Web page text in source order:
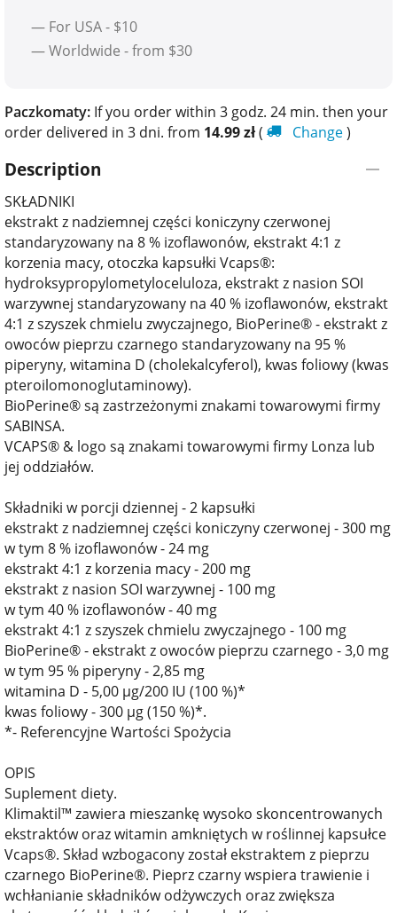
— For USA - $10
— Worldwide - from $30
Paczkomaty: If you order within 3 godz. 24 min. then your
order delivered in 3 dni. from 14.99zł( Change)
Description
SKŁADNIKI
ekstrakt z nadziemnej części koniczyny czerwonej
standaryzowany na 8 % izoflawonów, ekstrakt 4:1 z
korzenia macy, otoczka kapsułki Vcaps®:
hydroksypropylometyloceluloza, ekstrakt z nasion SOI
warzywnej standaryzowany na 40 % izoflawonów, ekstrakt
4:1 z szyszek chmielu zwyczajnego, BioPerine® - ekstrakt z
owoców pieprzu czarnego standaryzowany na 95 %
piperyny, witamina D (cholekalcyferol), kwas foliowy (kwas
pteroilomonoglutaminowy).
BioPerine® są zastrzeżonymi znakami towarowymi firmy
SABINSA.
VCAPS® & logo są znakami towarowymi firmy Lonza lub
jej oddziałów.
Składniki w porcji dziennej - 2 kapsułki
ekstrakt z nadziemnej części koniczyny czerwonej - 300 mg
w tym 8 % izoflawonów - 24 mg
ekstrakt 4:1 z korzenia macy - 200 mg
ekstrakt z nasion SOI warzywnej - 100 mg
w tym 40 % izoflawonów - 40 mg
ekstrakt 4:1 z szyszek chmielu zwyczajnego - 100 mg
BioPerine® - ekstrakt z owoców pieprzu czarnego - 3,0 mg
w tym 95 % piperyny - 2,85 mg
witamina D - 5,00 µg/200 IU (100 %)*
kwas foliowy - 300 µg (150 %)*.
*- Referencyjne Wartości Spożycia
OPIS
Suplement diety.
Klimaktil™ zawiera mieszankę wysoko skoncentrowanych
ekstraktów oraz witamin amkniętych w roślinnej kapsułce
Vcaps®. Skład wzbogacony został ekstraktem z pieprzu
czarnego BioPerine®. Pieprz czarny wspiera trawienie i
wchłanianie składników odżywczych oraz zwiększa